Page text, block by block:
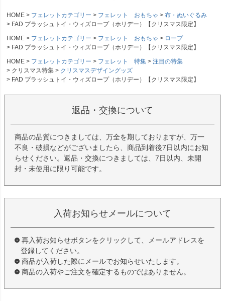
HOME フェレットカテゴリー フェレット おもちゃ
布・ぬいぐるみ
FAD プラッシュトイ・ウィズロープ（ホリデー）【クリスマス限定】
HOME
フェレットカテゴリー フェレット おもちゃ
ロープ
FAD プラッシュトイ・ウィズロープ（ホリデー）【クリスマス限定】
HOME
フェレットカテゴリー フェレット 特集
注目の特集
クリスマス特集
クリスマスデザイングッズ
FAD プラッシュトイ・ウィズロープ（ホリデー）【クリスマス限定】
返品・交換について
商品の品質につきましては、万全を期しておりますが、万一
不良・破損などがございましたら、商品到着後7日以内にお知
らせください。返品・交換につきましては、7日以内、未開
封・未使用に限り可能です。
入荷お知らせメールについて
再入荷お知らせボタンをクリックして、メールアドレスを
登録してください。
商品が入荷した際にメールでお知らせいたします。
商品の入荷やご注文を確定するものではありません。